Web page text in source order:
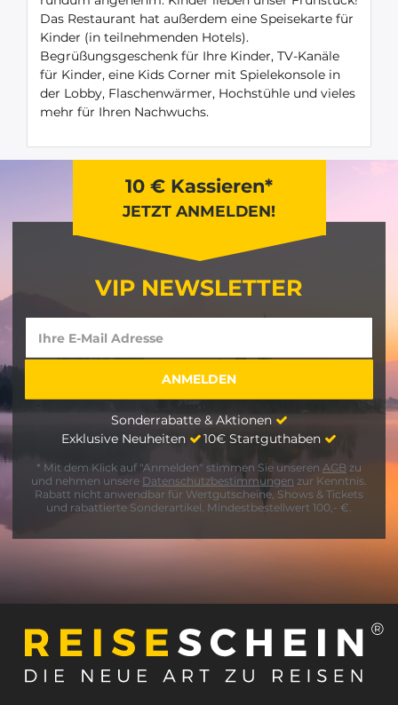
Das Restaurant hat außerdem eine Speisekarte für
Kinder (in teilnehmenden Hotels).
Begrüßungsgeschenk für Ihre Kinder, TV-Kanäle
für Kinder, eine Kids Corner mit Spielekonsole in
der Lobby, Flaschenwärmer, Hochstühle und vieles
mehr für Ihren Nachwuchs.
10 € Kassieren*
JETZT ANMELDEN!
VIP NEWSLETTER
Sonderrabatte & Aktionen
Exklusive Neuheiten
10€ Startguthaben
* Mit dem Klick auf "Anmelden" stimmen Sie unseren AGB zu
und nehmen unsere Datenschutzbestimmungen zur Kenntnis.
Rabatt nicht anwendbar für Wertgutscheine, Shows & Tickets
und rabattierte Sonderartikel. Mindestbestellwert 100,- €.